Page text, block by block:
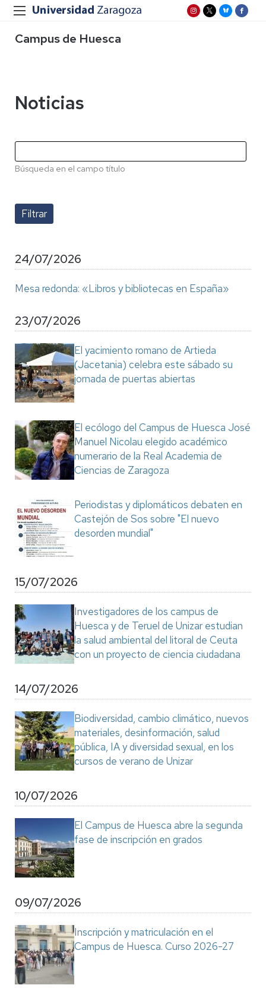
Campus de Huesca
Noticias
Búsqueda en el campo título
24/07/2026
Mesa redonda: «Libros y bibliotecas en España»
23/07/2026
El yacimiento romano de Artieda
(Jacetania) celebra este sábado su
jornada de puertas abiertas
El ecólogo del Campus de Huesca José
Manuel Nicolau elegido académico
numerario de la Real Academia de
Ciencias de Zaragoza
Periodistas y diplomáticos debaten en
Castejón de Sos sobre "El nuevo
desorden mundial"
15/07/2026
Investigadores de los campus de
Huesca y de Teruel de Unizar estudian
la salud ambiental del litoral de Ceuta
con un proyecto de ciencia ciudadana
14/07/2026
Biodiversidad, cambio climático, nuevos
materiales, desinformación, salud
pública, IA y diversidad sexual, en los
cursos de verano de Unizar
10/07/2026
El Campus de Huesca abre la segunda
fase de inscripción en grados
09/07/2026
Inscripción y matriculación en el
Campus de Huesca. Curso 2026-27